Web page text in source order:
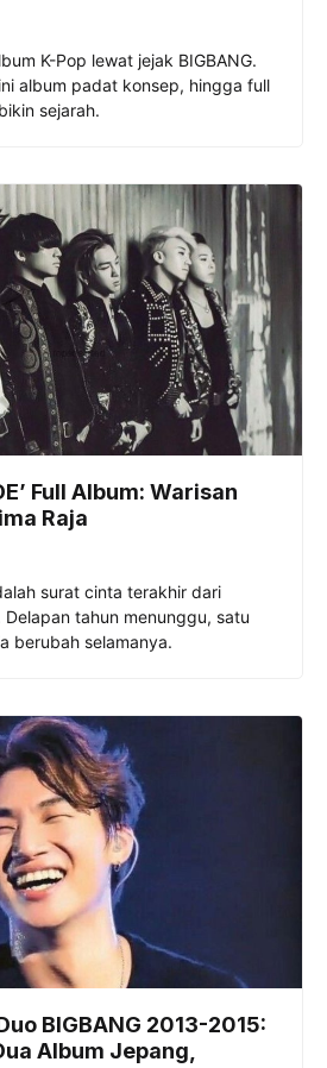
K-Pop lewat jejak BIGBANG.
album padat konsep, hingga full
sejarah.
Full Album: Warisan
Raja
surat cinta terakhir dari
Delapan tahun menunggu, satu
berubah selamanya.
BIGBANG 2013-2015:
Album Jepang,